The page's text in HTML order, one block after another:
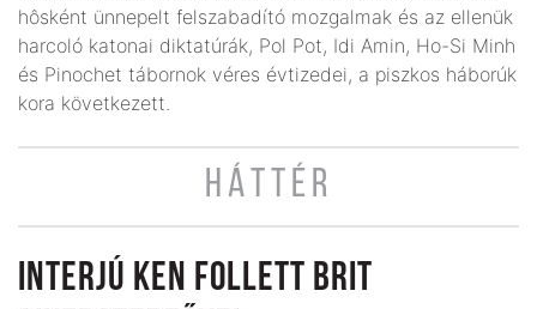
hôsként ünnepelt felszabadító mozgalmak és az ellenük
harcoló katonai diktatúrák, Pol Pot, Idi Amin, Ho-Si Minh
és Pinochet tábornok véres évtizedei, a piszkos háborúk
kora következett.
HÁTTÉR
INTERJÚ KEN FOLLETT BRIT